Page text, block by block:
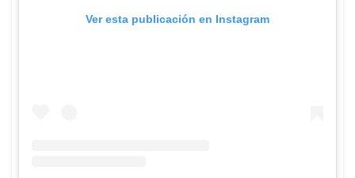
Ver esta publicación en Instagram